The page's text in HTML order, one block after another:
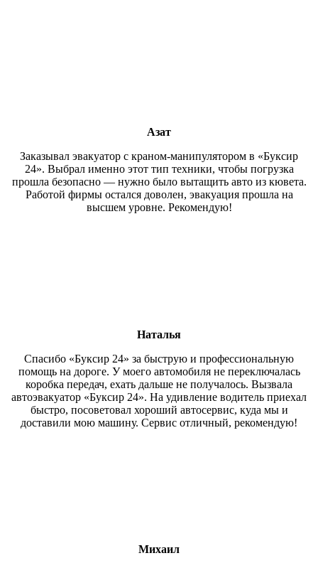
Азат
Заказывал эвакуатор с краном-манипулятором в «Буксир
24». Выбрал именно этот тип техники, чтобы погрузка
прошла безопасно — нужно было вытащить авто из кювета.
Работой фирмы остался доволен, эвакуация прошла на
высшем уровне. Рекомендую!
Наталья
Спасибо «Буксир 24» за быструю и профессиональную
помощь на дороге. У моего автомобиля не переключалась
коробка передач, ехать дальше не получалось. Вызвала
автоэвакуатор «Буксир 24». На удивление водитель приехал
быстро, посоветовал хороший автосервис, куда мы и
доставили мою машину. Сервис отличный, рекомендую!
Михаил